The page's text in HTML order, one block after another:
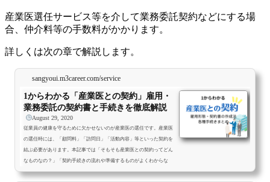
産業医選任サービス等を介して業務委託契約などにする場
合、仲介料等の手数料がかかります。
詳しくは次の章で解説します。
sangyoui.m3career.com/service
1からわかる「産業医との契約」雇用・
業務委託の契約書と手続きを徹底解説
August 29, 2020
従業員の健康を守るために欠かせないのが産業医の選任です。産業医
の選任時には、「顧問料」「訪問日」「活動内容」等といった契約を
結ぶ必要があります。本記事では「そもそも産業医との契約ってどん
なものなの？」「契約手続きの流れや準備するものがよくわからな
い」という企業担当者の方に向けて、産業医の役割や契約形態、契約